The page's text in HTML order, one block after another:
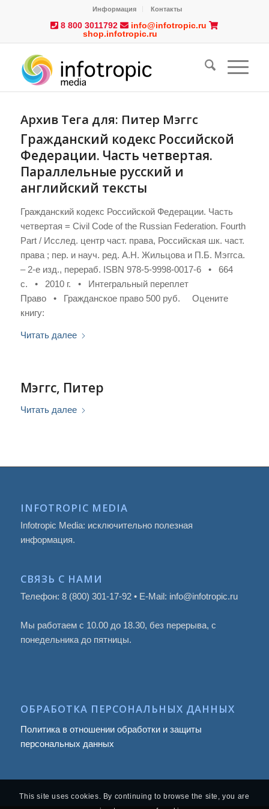
Информация Контакты
8 800 3011792
info@infotropic.ru
shop.infotropic.ru
Архив Тега для: Питер Мэггс
Гражданский кодекс Российской
Федерации. Часть четвертая.
Параллельные русский и
английский тексты
Гражданский кодекс Российской Федерации. Часть
четвертая = Civil Code of the Russian Federation. Fourth
Part / Исслед. центр част. права, Российская шк. част.
права ; пер. и науч. ред. А.Н. Жильцова и П.Б. Мэггса.
– 2-е изд., перераб. ISBN 978-5-9998-0017-6 • 664
с. • 2010 г. • Интегральный переплет
Право • Гражданское право 500 руб. Оцените
книгу:
Читать далее
Мэггс, Питер
Читать далее
INFOTROPIC MEDIA
Infotropic Media: исключительно полезная
информация.
СВЯЗЬ С НАМИ
Телефон: 8 (800) 301-17-92 • E-Mail: info@infotropic.ru
Мы работаем с 10.00 до 18.30, без перерыва, с
понедельника до пятницы.
ОБРАБОТКА ПЕРСОНАЛЬНЫХ ДАННЫХ
Политика в отношении обработки и защиты
персональных данных
This site uses cookies. By continuing to browse the site, you are